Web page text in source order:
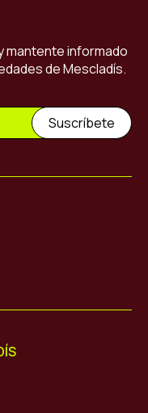
mantente informado
de Mescladís.